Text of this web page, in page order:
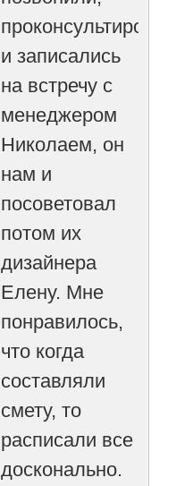
и записались
на встречу с
менеджером
Николаем, он
нам и
посоветовал
потом их
дизайнера
Елену. Мне
понравилось,
что когда
составляли
смету, то
расписали все
досконально.